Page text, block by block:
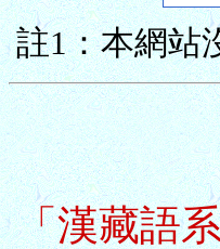
註1：本網站
「漢藏語